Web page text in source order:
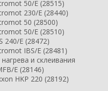
50/E (28515)
230/E (28440)
50 (28500)
50/E (28510)
240/Е (28472)
IBS/E (28481)
и склеивания
E (28146)
HKP 220 (28192)